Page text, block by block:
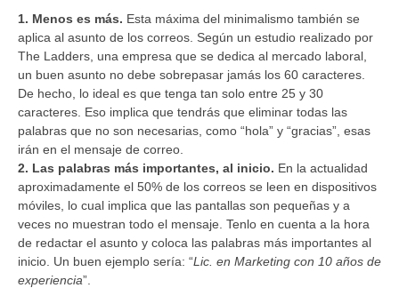
1. Menos es más. Esta máxima del minimalismo también se
aplica al asunto de los correos. Según un estudio realizado por
The Ladders, una empresa que se dedica al mercado laboral,
un buen asunto no debe sobrepasar jamás los 60 caracteres.
De hecho, lo ideal es que tenga tan solo entre 25 y 30
caracteres. Eso implica que tendrás que eliminar todas las
palabras que no son necesarias, como “hola” y “gracias”, esas
irán en el mensaje de correo.
2. Las palabras más importantes, al inicio. En la actualidad
aproximadamente el 50% de los correos se leen en dispositivos
móviles, lo cual implica que las pantallas son pequeñas y a
veces no muestran todo el mensaje. Tenlo en cuenta a la hora
de redactar el asunto y coloca las palabras más importantes al
inicio. Un buen ejemplo sería: “Lic. en Marketing con 10 años de
experiencia”.